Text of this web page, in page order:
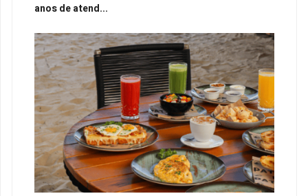
anos de atend...